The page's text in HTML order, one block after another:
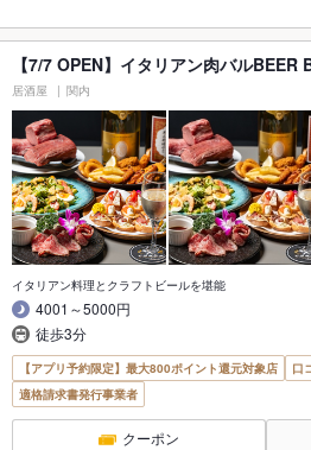
【7/7 OPEN】イタリアン肉バルBEER
居酒屋 関内
イタリアン料理とクラフトビールを堪能
4001～5000円
徒歩3分
【アプリ予約限定】最大800ポイント還元対象店
口
適格請求書発行事業者
クーポン